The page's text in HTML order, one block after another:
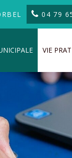
04 79
VIE